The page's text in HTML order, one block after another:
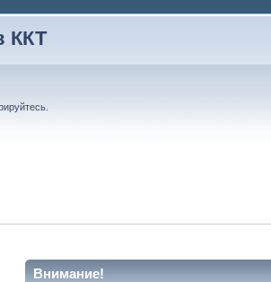
ККТ
.
Внимание!